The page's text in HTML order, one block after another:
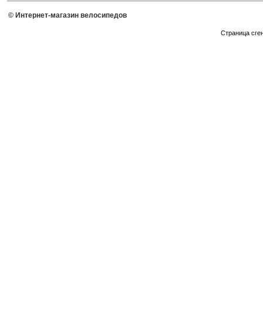
© Интернет-магазин велосипедов
Страница